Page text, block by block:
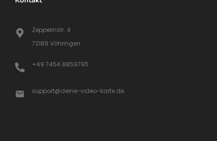
Zeppelinstr. 4
72189 Vöhringen
+49 7454 8859795
support@deine-video-karte.de